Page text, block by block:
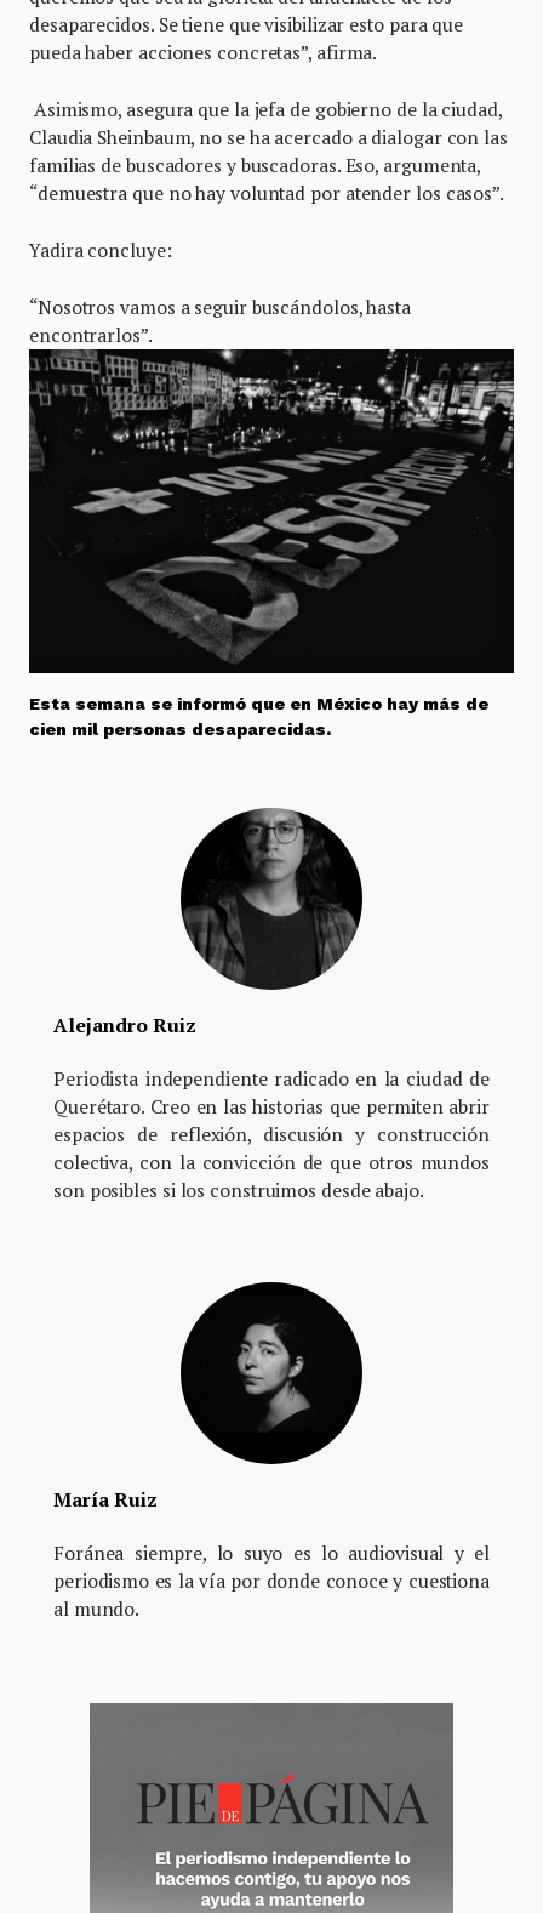
desaparecidos. Se tiene que visibilizar esto para que
pueda haber acciones concretas”, afirma.
Asimismo, asegura que la jefa de gobierno de la ciudad,
Claudia Sheinbaum, no se ha acercado a dialogar con las
familias de buscadores y buscadoras. Eso, argumenta,
“demuestra que no hay voluntad por atender los casos”.
Yadira concluye:
“Nosotros vamos a seguir buscándolos, hasta
encontrarlos”.
Esta semana se informó que en México hay más de
cien mil personas desaparecidas.
Alejandro Ruiz
Periodista independiente radicado en la ciudad de
Querétaro. Creo en las historias que permiten abrir
espacios de reflexión, discusión y construcción
colectiva, con la convicción de que otros mundos
son posibles si los construimos desde abajo.
María Ruiz
Foránea siempre, lo suyo es lo audiovisual y el
periodismo es la vía por donde conoce y cuestiona
al mundo.